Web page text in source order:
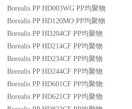
Borealis PP HD003WG PP均聚物
Borealis PP HD120MO PP均聚物
Borealis PP HD204CF PP均聚物
Borealis PP HD214CF PP均聚物
Borealis PP HD234CF PP均聚物
Borealis PP HD244CF PP均聚物
Borealis PP HD601CF PP均聚物
Borealis PP HD621CF PP均聚物